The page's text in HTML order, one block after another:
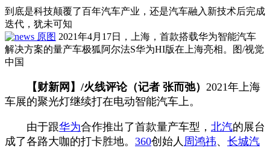
到底是科技颠覆了百年汽车产业，还是汽车融入新技术后完成
迭代，犹未可知
原图 2021年4月17日，上海，首款搭载华为智能汽车
解决方案的量产车极狐阿尔法S华为HI版在上海亮相。图/视觉
中国
【财新网】/火线评论（记者 张而弛） 2021年上海
车展的聚光灯继续打在电动智能汽车上。
由于跟华为合作推出了首款量产车型， 北汽的展台
成了各路大咖的打卡胜地。 360创始人 周鸿祎、 长城汽